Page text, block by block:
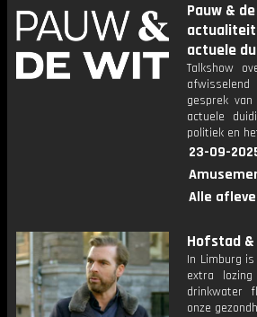
Pauw &
actuele
Talkshow
gesprek
actuele
politiek en
23-09-
Alle
Hofstad
In Limburg
extra
drinkwater
onze